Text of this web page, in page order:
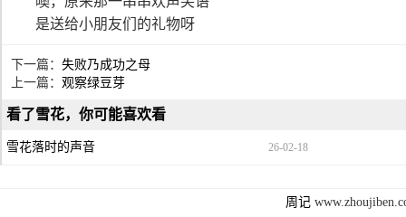
是送给小朋友们的礼物呀
下一篇： 失败乃成功之母
上一篇： 观察绿豆芽
看了雪花，你可能喜欢看
26-02-18
雪花落时的声音
周记